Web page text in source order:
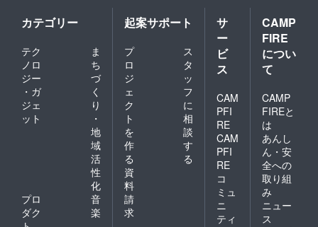
撮影時
間は1～
1時間半
程です
＊ヘア
メイク
や着付
必要な
場合は
お済ま
せに
なっ
て、ヨ
リドコ
ロにに
おいで
くださ
い ＊撮
影した
カテゴリー
テク
ノロ
ジー
・ガ
ジェ
ット
ま
ち
づ
く
り
・
地
域
活
性
化
プロ
ダク
音
楽
起案サポート
プ
ロ
ジ
ェ
ク
ト
を
作
る
ス
タ
ッ
フ
に
相
談
す
る
資
料
請
求
サ
ー
ビ
ス
CAM
PFI
RE
CAM
PFI
RE
コ
ミュ
ニ
ティ
CAMP
FIRE
につい
て
CAMP
FIREと
は
あんし
ん・安
全への
取り組
み
ニュー
ス